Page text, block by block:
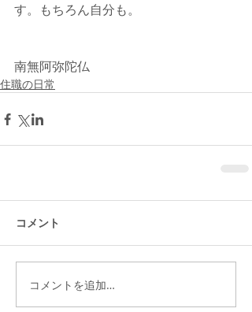
す。もちろん自分も。
南無阿弥陀仏
住職の日常
コメント
コメントを追加…